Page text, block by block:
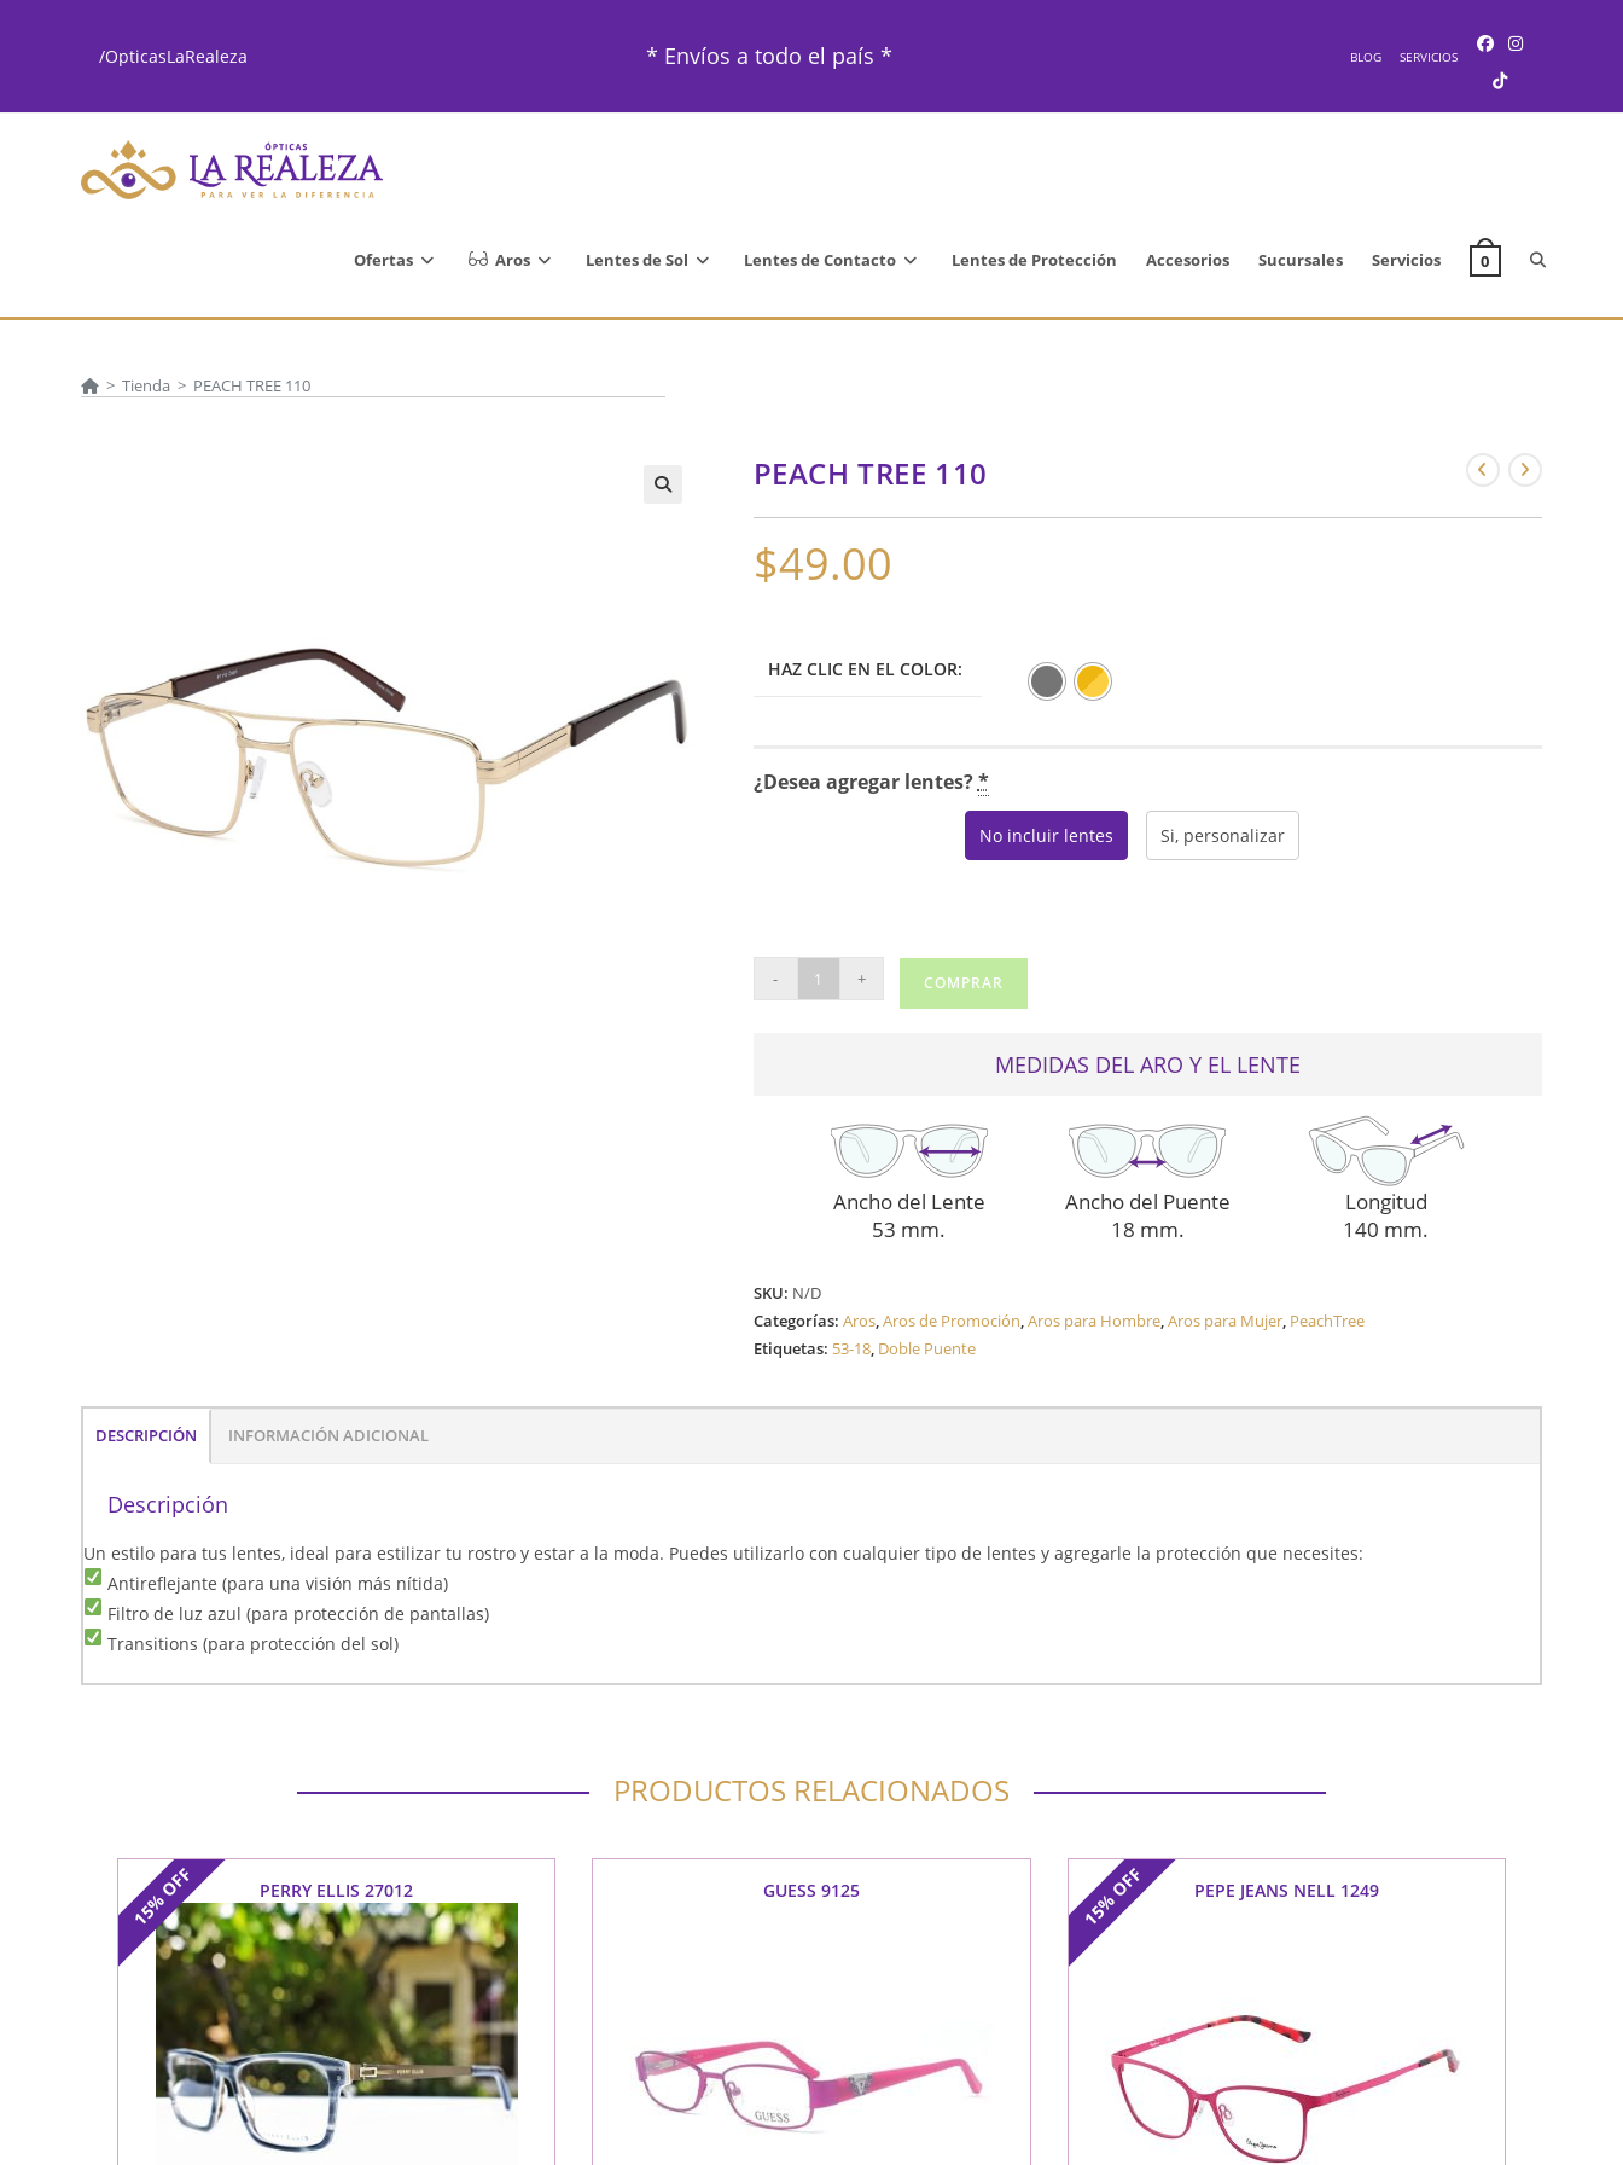
/OpticasLaRealeza * Envíos a todo el país * BLOG SERVICIOS
Ofertas Aros Lentes de Sol Lentes de Contacto Lentes de Protección Accesorios Sucursales Servicios 0 Alternar
la
> Tienda > PEACH TREE 110
PEACH TREE 110
$49.00
HAZ CLIC EN EL COLOR:
¿Desea agregar lentes?*
No incluir lentes Si, personalizar
TREE
- + COMPRAR
MEDIDAS DEL ARO Y EL LENTE
Ancho del Lente
53 mm.
Ancho del Puente
18 mm.
Longitud
140 mm.
SKU: N/D
Categorías: Aros,Aros de Promoción,Aros para Hombre,Aros para Mujer, PeachTree
Etiquetas: 53-18, Doble Puente
DESCRIPCIÓN INFORMACIÓN ADICIONAL
Descripción
Un estilo para tus lentes, ideal para estilizar tu rostro y estar a la moda. Puedes utilizarlo con cualquier tipo de lentes y agregarle la protección que necesites:
Antireflejante (para una visión más nítida)
Filtro de luz azul (para protección de pantallas)
Transitions (para protección del sol)
PRODUCTOS RELACIONADOS
15%
OFF PERRY ELLIS 27012 GUESS 9125 15%
OFF PEPE JEANS NELL 1249